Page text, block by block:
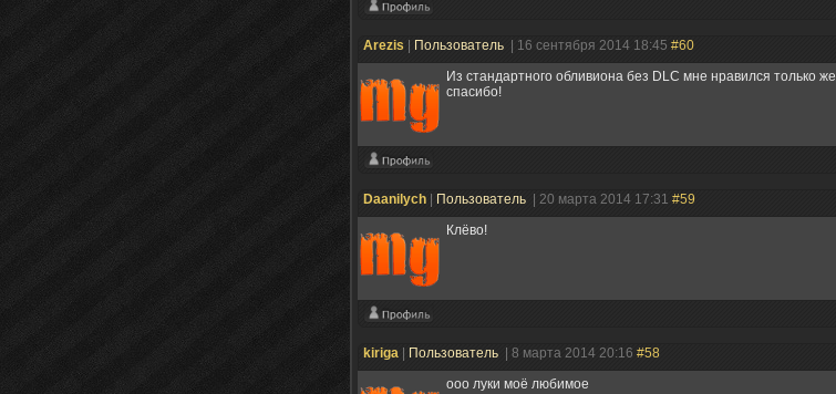
Arezis Пользователь | 16 сентября 2014 18:45 #60
Из стандартного обливиона без DLC мне нравился только
спасибо!
Daanilych Пользователь | 20 марта 2014 17:31 #59
Клёво!
kiriga Пользователь | 8 марта 2014 20:16 #58
ооо луки моё любимое